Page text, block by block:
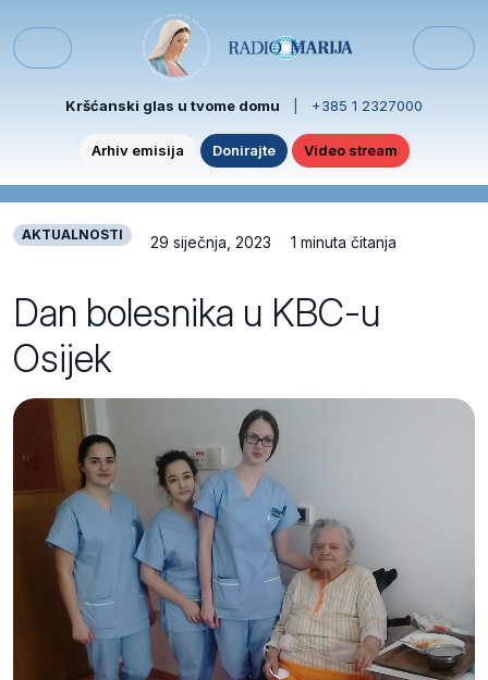
Menu
Kršćanski glas u tvome domu +385 1 2327000
Arhiv emisija Donirajte Video stream
AKTUALNOSTI 29 siječnja, 2023 1 minuta čitanja
Dan bolesnika u KBC-u
Osijek